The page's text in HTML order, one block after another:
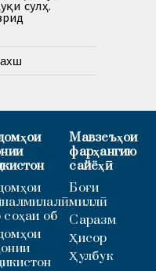
сулҳ.
соҳаи об
Мавзеъҳои
фарҳангию
сайёҳӣ
Боғи
миллӣ
Саразм
Ҳисор
Ҳулбук